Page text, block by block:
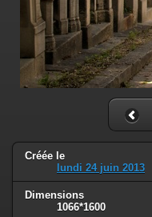
Créée le
lundi 24 juin 2013
Dimensions
1066*1600